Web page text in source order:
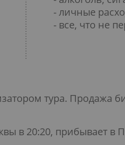
- личные
- все, что не
тура. Продажа
в 20:20, прибывает в